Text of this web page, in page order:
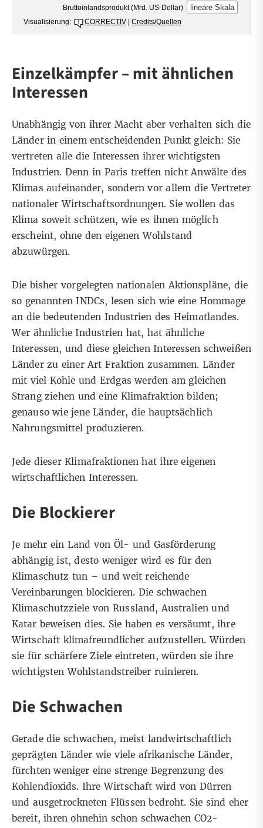
Einzelkämpfer – mit ähnlichen
Interessen
Unabhängig von ihrer Macht aber verhalten sich die
Länder in einem entscheidenden Punkt gleich: Sie
vertreten alle die Interessen ihrer wichtigsten
Industrien. Denn in Paris treffen nicht Anwälte des
Klimas aufeinander, sondern vor allem die Vertreter
nationaler Wirtschaftsordnungen. Sie wollen das
Klima soweit schützen, wie es ihnen möglich
erscheint, ohne den eigenen Wohlstand
abzuwürgen.
Die bisher vorgelegten nationalen Aktionspläne, die
so genannten INDCs, lesen sich wie eine Hommage
an die bedeutenden Industrien des Heimatlandes.
Wer ähnliche Industrien hat, hat ähnliche
Interessen, und diese gleichen Interessen schweißen
Länder zu einer Art Fraktion zusammen. Länder
mit viel Kohle und Erdgas werden am gleichen
Strang ziehen und eine Klimafraktion bilden;
genauso wie jene Länder, die hauptsächlich
Nahrungsmittel produzieren.
Jede dieser Klimafraktionen hat ihre eigenen
wirtschaftlichen Interessen.
Die Blockierer
Je mehr ein Land von Öl- und Gasförderung
abhängig ist, desto weniger wird es für den
Klimaschutz tun – und weit reichende
Vereinbarungen blockieren. Die schwachen
Klimaschutzziele von Russland, Australien und
Katar beweisen dies. Sie haben es versäumt, ihre
Wirtschaft klimafreundlicher aufzustellen. Würden
sie für schärfere Ziele eintreten, würden sie ihre
wichtigsten Wohlstandstreiber ruinieren.
Die Schwachen
Gerade die schwachen, meist landwirtschaftlich
geprägten Länder wie viele afrikanische Länder,
fürchten weniger eine strenge Begrenzung des
Kohlendioxids. Ihre Wirtschaft wird von Dürren
und ausgetrockneten Flüssen bedroht. Sie sind eher
bereit, ihren ohnehin schon schwachen CO2-